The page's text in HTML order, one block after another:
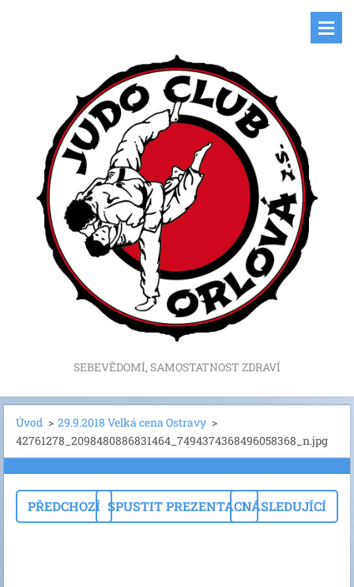
SEBEVĚDOMÍ, SAMOSTATNOST ZDRAVÍ
Úvod > 29.9.2018 Velká cena Ostravy >
42761278_2098480886831464_7494374368496058368_n.jpg
PŘEDCHOZÍ SPUSTIT PREZENTACINÁSLEDUJÍCÍ